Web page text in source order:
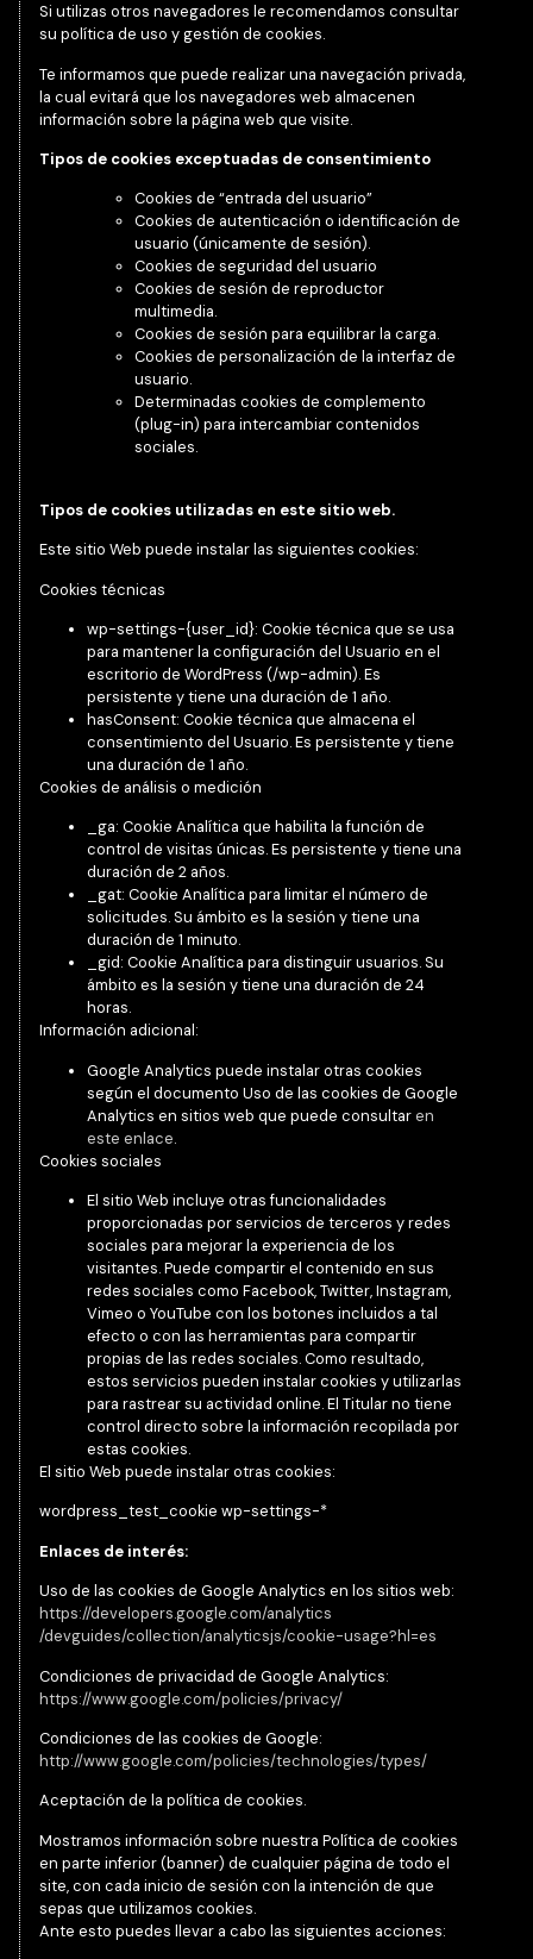
Si utilizas otros navegadores le recomendamos consultar
su política de uso y gestión de cookies.
Te informamos que puede realizar una navegación privada,
la cual evitará que los navegadores web almacenen
información sobre la página web que visite.
Tipos de cookies exceptuadas de consentimiento
Cookies de “entrada del usuario”
Cookies de autenticación o identificación de
usuario (únicamente de sesión).
Cookies de seguridad del usuario
Cookies de sesión de reproductor
multimedia.
Cookies de sesión para equilibrar la carga.
Cookies de personalización de la interfaz de
usuario.
Determinadas cookies de complemento
(plug-in) para intercambiar contenidos
sociales.
Tipos de cookies utilizadas en este sitio web.
Este sitio Web puede instalar las siguientes cookies:
Cookies técnicas
wp-settings-{user_id}: Cookie técnica que se usa
para mantener la configuración del Usuario en el
escritorio de WordPress (/wp-admin). Es
persistente y tiene una duración de 1 año.
hasConsent: Cookie técnica que almacena el
consentimiento del Usuario. Es persistente y tiene
una duración de 1 año.
Cookies de análisis o medición
_ga: Cookie Analítica que habilita la función de
control de visitas únicas. Es persistente y tiene una
duración de 2 años.
_gat: Cookie Analítica para limitar el número de
solicitudes. Su ámbito es la sesión y tiene una
duración de 1 minuto.
_gid: Cookie Analítica para distinguir usuarios. Su
ámbito es la sesión y tiene una duración de 24
horas.
Información adicional:
Google Analytics puede instalar otras cookies
según el documento Uso de las cookies de Google
Analytics en sitios web que puede consultaren
este enlace.
Cookies sociales
El sitio Web incluye otras funcionalidades
proporcionadas por servicios de terceros y redes
sociales para mejorar la experiencia de los
visitantes. Puede compartir el contenido en sus
redes sociales como Facebook, Twitter, Instagram,
Vimeo o YouTube con los botones incluidos a tal
efecto o con las herramientas para compartir
propias de las redes sociales. Como resultado,
estos servicios pueden instalar cookies y utilizarlas
para rastrear su actividad online. El Titular no tiene
control directo sobre la información recopilada por
estas cookies.
El sitio Web puede instalar otras cookies:
wordpress_test_cookie wp-settings-*
Enlaces de interés:
Uso de las cookies de Google Analytics en los sitios web:
https://developers.google.com/analytics
/devguides/collection/analyticsjs/cookie-usage?hl=es
Condiciones de privacidad de Google Analytics:
https://www.google.com/policies/privacy/
Condiciones de las cookies de Google:
http://www.google.com/policies/technologies/types/
Aceptación de la política de cookies.
Mostramos información sobre nuestra Política de cookies
en parte inferior (banner) de cualquier página de todo el
site, con cada inicio de sesión con la intención de que
sepas que utilizamos cookies.
Ante esto puedes llevar a cabo las siguientes acciones: